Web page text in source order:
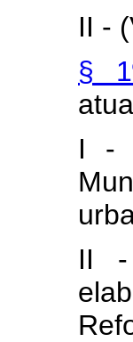
II -
§
I -
II -